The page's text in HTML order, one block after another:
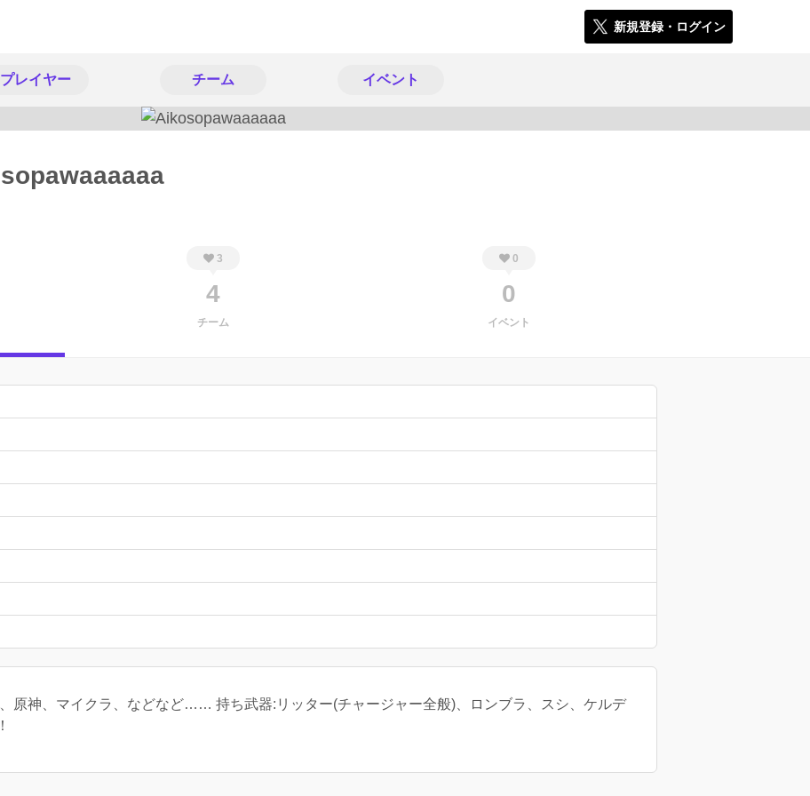
新規登録・ログイン
プレイヤー チーム イベント
3
4
チーム
0
0
イベント
原神、マイクラ、などなど…… 持ち武器:リッター(チャージャー全般)、ロンブラ、スシ、ケルデ